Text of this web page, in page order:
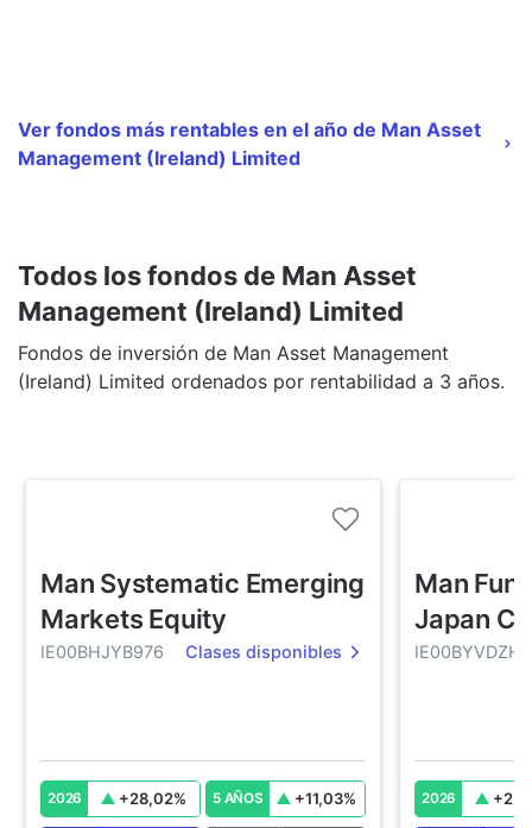
Ver fondos más rentables en el año de Man Asset
Management (Ireland) Limited
Todos los fondos de Man Asset
Management (Ireland) Limited
Fondos de inversión de Man Asset Management
(Ireland) Limited ordenados por rentabilidad a 3 años.
Man Systematic Emerging
Markets Equity
IE00BHJYB976 Clases disponibles
2026 +28,02% 5 AÑOS +11,03%
Man
Japan
2026 +